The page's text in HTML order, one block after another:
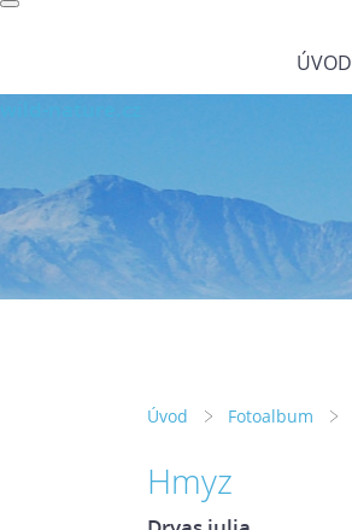
ÚVOD
Úvod Fotoalbum
Hmyz